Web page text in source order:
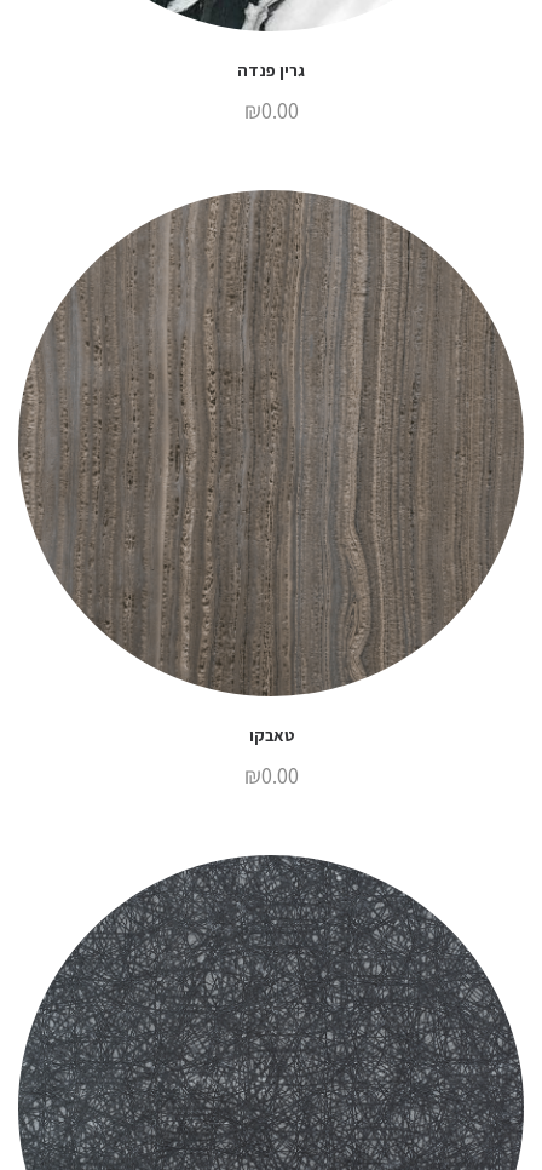
גרין פנדה
₪0.00
טאבקו
₪0.00